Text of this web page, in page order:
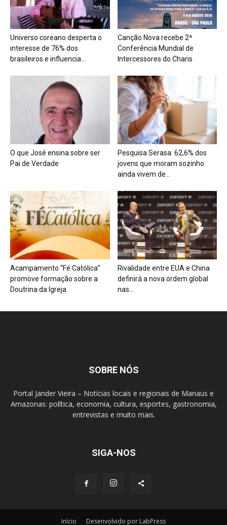
Universo coreano desperta o
interesse de 76% dos
brasileiros e influencia...
Canção Nova recebe 2ª
Conferência Mundial de
Intercessores do Charis
O que José ensina sobre ser
Pai de Verdade
Pesquisa Serasa: 62,6% dos
jovens que moram sozinho
ainda vivem de...
Acampamento “Fé Católica”
promove formação sobre a
Doutrina da Igreja
Rivalidade entre EUA e China
definirá a nova ordem global
nas...
SOBRE NÓS
Portal Jander Vieira – Notícias locais e regionais de Manaus e
Amazonas: política, economia, cultura, esportes, gastronomia,
entrevistas e muito mais.
SIGA-NOS
Início Desenvolvido por LabPress